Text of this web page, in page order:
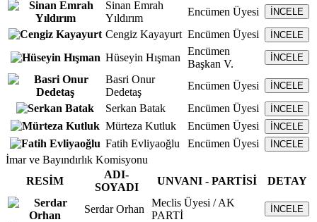
Sinan Emrah
Yıldırım
Encümen Üyesi İNCELE
Cengiz Kayayurt Encümen Üyesi İNCELE
Hüseyin Hışman
Encümen
Başkan V.
İNCELE
Basri Onur
Dedetaş
Encümen Üyesi İNCELE
Serkan Batak Encümen Üyesi İNCELE
Mürteza Kutluk Encümen Üyesi İNCELE
Fatih Evliyaoğlu Encümen Üyesi İNCELE
İmar ve Bayındırlık Komisyonu
RESİM
ADI-
SOYADI
UNVANI - PARTİSİ DETAY
Serdar Orhan
Meclis Üyesi / AK
PARTİ
İNCELE